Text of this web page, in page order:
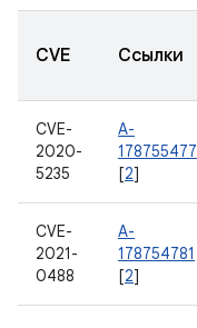
CVE Ссылки
CVE-
2020-
5235
A-
178755477
[2]
CVE-
2021-
0488
A-
178754781
[2]